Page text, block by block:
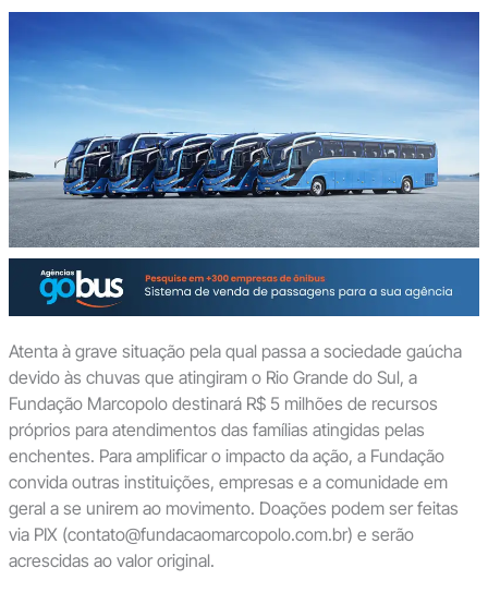
Atenta à grave situação pela qual passa a sociedade gaúcha
devido às chuvas que atingiram o Rio Grande do Sul, a
Fundação Marcopolo destinará R$ 5 milhões de recursos
próprios para atendimentos das famílias atingidas pelas
enchentes. Para amplificar o impacto da ação, a Fundação
convida outras instituições, empresas e a comunidade em
geral a se unirem ao movimento. Doações podem ser feitas
via PIX (contato@fundacaomarcopolo.com.br) e serão
acrescidas ao valor original.